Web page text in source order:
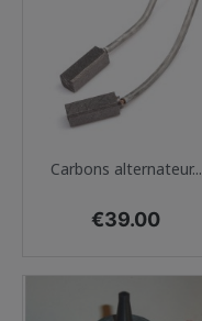
Carbons alternateur...
Price
€39.00